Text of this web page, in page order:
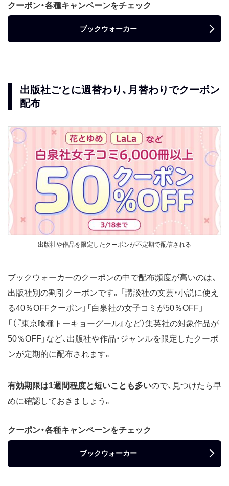
クーポン・各種キャンペーンをチェック
ブックウォーカー
出版社ごとに週替わり、月替わりでクーポン
配布
出版社や作品を限定したクーポンが不定期で配信される
ブックウォーカーのクーポンの中で配布頻度が高いのは、
出版社別の割引クーポンです。「講談社の文芸・小説に使え
る40％OFFクーポン」「白泉社の女子コミが50％OFF」
「（『東京喰種トーキョーグール』など）集英社の対象作品が
50％OFF」など、出版社や作品・ジャンルを限定したクーポ
ンが定期的に配布されます。
有効期限は1週間程度と短いことも多いので、見つけたら早
めに確認しておきましょう。
クーポン・各種キャンペーンをチェック
ブックウォーカー